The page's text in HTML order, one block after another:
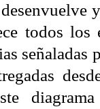
todos los
señaladas